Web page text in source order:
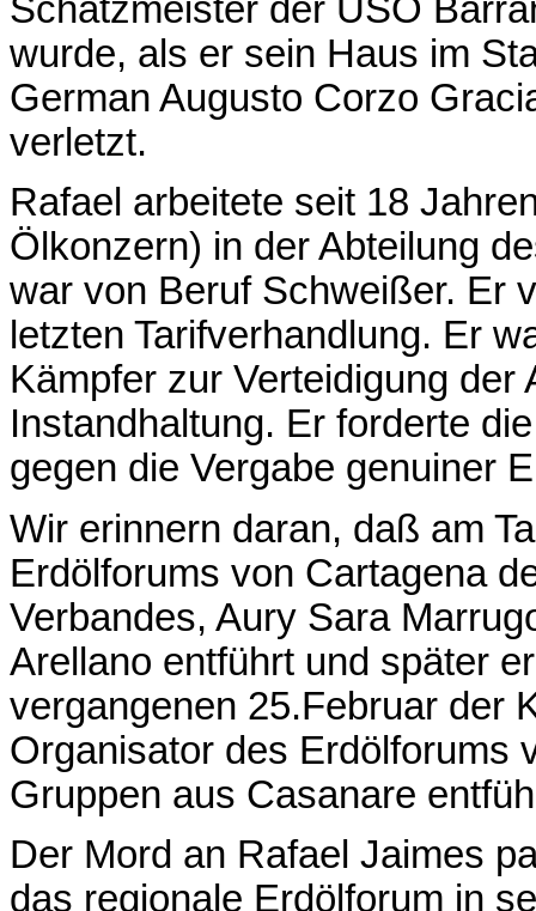
Schatzmeister der USO
wurde, als er sein Haus im
German Augusto Corzo
verletzt.
Rafael arbeitete seit 18
Ölkonzern) in der Abteilung
war von Beruf Schweißer. Er
letzten Tarifverhandlung. Er
Kämpfer zur Verteidigung
Instandhaltung. Er forderte
gegen die Vergabe genuiner
Wir erinnern daran, daß am
Erdölforums von Cartagena
Verbandes, Aury Sara
Arellano entführt und später
vergangenen 25.Februar der
Organisator des Erdölforums
Gruppen aus Casanare
Der Mord an Rafael Jaimes
das regionale Erdölforum in